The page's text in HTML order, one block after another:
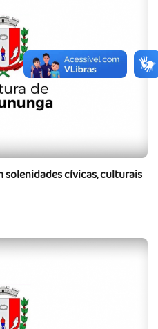
solenidades cívicas, culturais